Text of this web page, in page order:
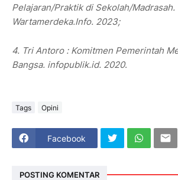
Pelajaran/Praktik di Sekolah/Madrasah.
Wartamerdeka.Info. 2023;
4. Tri Antoro : Komitmen Pemerintah
Bangsa. infopublik.id. 2020.
Tags Opini
Facebook
POSTING KOMENTAR